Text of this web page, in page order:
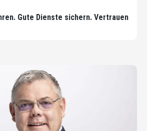
Gute Dienste sichern. Vertrauen